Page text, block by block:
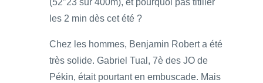
(52″23 sur 400m), et pourquoi pas titiller
les 2 min dès cet été ?
Chez les hommes, Benjamin Robert a été
très solide. Gabriel Tual, 7è des JO de
Pékin, était pourtant en embuscade. Mais